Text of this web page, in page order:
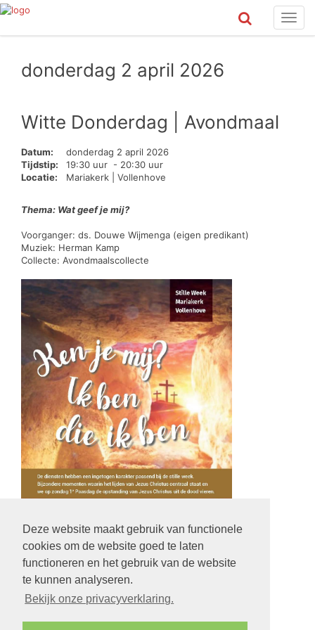
Deze website maakt gebruik van functionele
cookies om de website goed te laten
functioneren en het gebruik van de website
te kunnen analyseren.
Bekijk onze privacyverklaring.
donderdag 2 april 2026
Witte Donderdag | Avondmaal
Datum:
donderdag 2 april 2026
Tijdstip:
19:30 uur - 20:30 uur
Locatie:
Mariakerk | Vollenhove
Thema: Wat geef je mij?
Voorganger: ds. Douwe Wijmenga (eigen predikant)
Muziek: Herman Kamp
Collecte: Avondmaalscollecte
terug